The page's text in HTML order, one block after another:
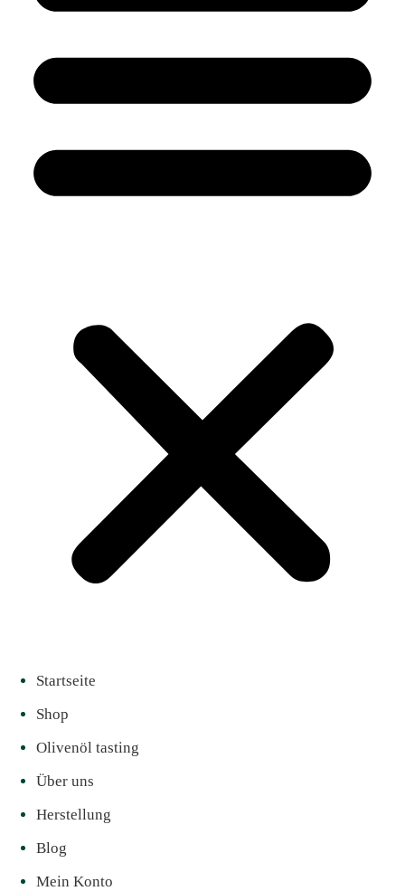
Startseite
Shop
Olivenöl tasting
Über uns
Herstellung
Blog
Mein Konto